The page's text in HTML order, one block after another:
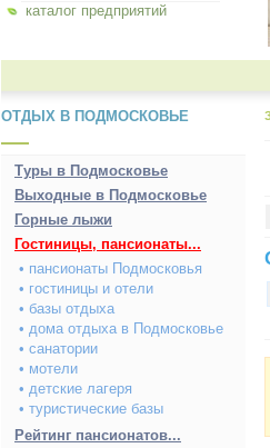
каталог предприятий
ОТДЫХ В ПОДМОСКОВЬЕ
Туры в Подмосковье
Выходные в Подмосковье
Горные лыжи
Гостиницы, пансионаты...
• пансионаты Подмосковья
• гостиницы и отели
• базы отдыха
• дома отдыха в Подмосковье
• санатории
• мотели
• детские лагеря
• туристические базы
Рейтинг пансионатов...